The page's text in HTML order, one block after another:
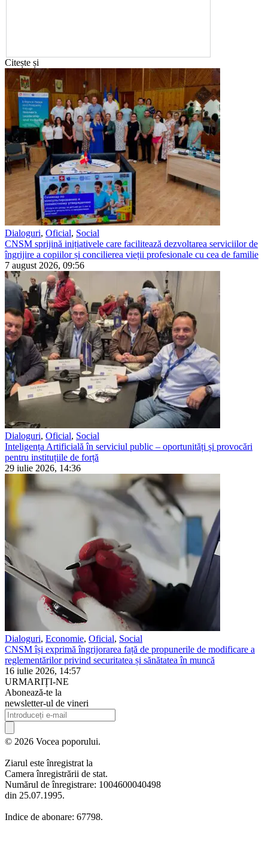
Citește și
Dialoguri, Oficial, Social
CNSM sprijină inițiativele care facilitează dezvoltarea serviciilor de
îngrijire a copiilor și concilierea vieții profesionale cu cea de familie
7 august 2026, 09:56
Dialoguri, Oficial, Social
Inteligența Artificială în serviciul public – oportunități și provocări
pentru instituțiile de forță
29 iulie 2026, 14:36
Dialoguri, Economie, Oficial, Social
CNSM își exprimă îngrijorarea față de propunerile de modificare a
reglementărilor privind securitatea și sănătatea în muncă
16 iulie 2026, 14:57
URMARIȚI-NE
Abonează-te la
newsletter-ul de vineri
© 2026 Vocea poporului.
Ziarul este înregistrat la
Camera înregistrării de stat.
Numărul de înregistrare: 1004600040498
din 25.07.1995.
Indice de abonare: 67798.